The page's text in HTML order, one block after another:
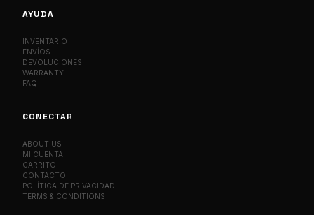
AYUDA
INVENTARIO
ENVÍOS
DEVOLUCIONES
WARRANTY
FAQ
CONECTAR
ABOUT US
MI CUENTA
CARRITO
CONTACTO
POLÍTICA DE PRIVACIDAD
TERMS & CONDITIONS